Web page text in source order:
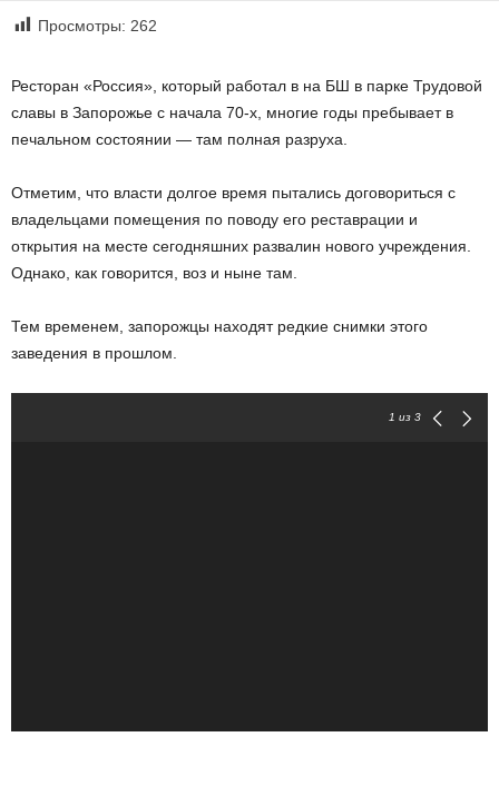
Просмотры: 262
Ресторан «Россия», который работал в на БШ в парке Трудовой
славы в Запорожье с начала 70-х, многие годы пребывает в
печальном состоянии — там полная разруха.
Отметим, что власти долгое время пытались договориться с
владельцами помещения по поводу его реставрации и
открытия на месте сегодняшних развалин нового учреждения.
Однако, как говорится, воз и ныне там.
Тем временем, запорожцы находят редкие снимки этого
заведения в прошлом.
1 из 3